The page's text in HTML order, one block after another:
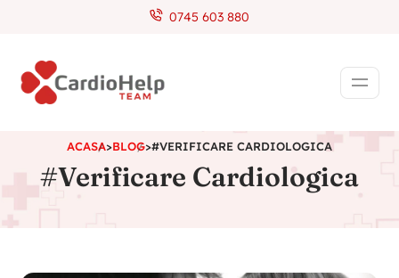
0745 603 880
ACASA>BLOG>#VERIFICARE CARDIOLOGICA
#Verificare Cardiologica